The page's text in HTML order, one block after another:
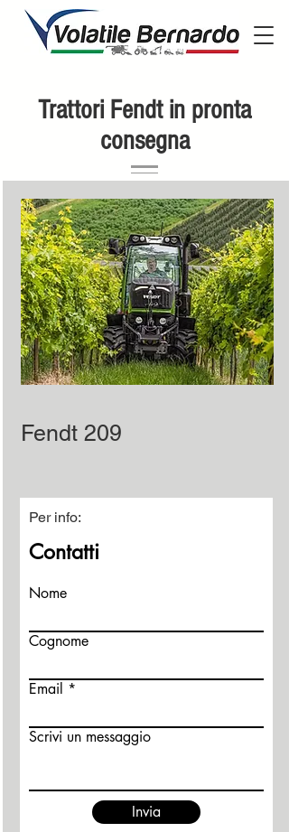
Trattori Fendt in pronta
consegna
Fendt 209
Per info:
Contatti
Nome
Cognome
Email
Scrivi un messaggio
Invia